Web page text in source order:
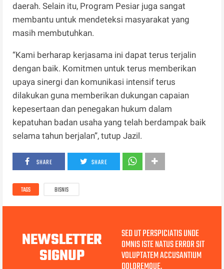
daerah. Selain itu, Program Pesiar juga sangat
membantu untuk mendeteksi masyarakat yang
masih membutuhkan.
“Kami berharap kerjasama ini dapat terus terjalin
dengan baik. Komitmen untuk terus memberikan
upaya sinergi dan komunikasi intensif terus
dilakukan guna memberikan dukungan capaian
kepesertaan dan penegakan hukum dalam
kepatuhan badan usaha yang telah berdampak baik
selama tahun berjalan”, tutup Jazil.
SHARE SHARE
TAGS BISNIS
NEWSLETTER
SIGNUP
SED UT PERSPICIATIS UNDE
OMNIS ISTE NATUS ERROR SIT
VOLUPTATEM ACCUSANTIUM